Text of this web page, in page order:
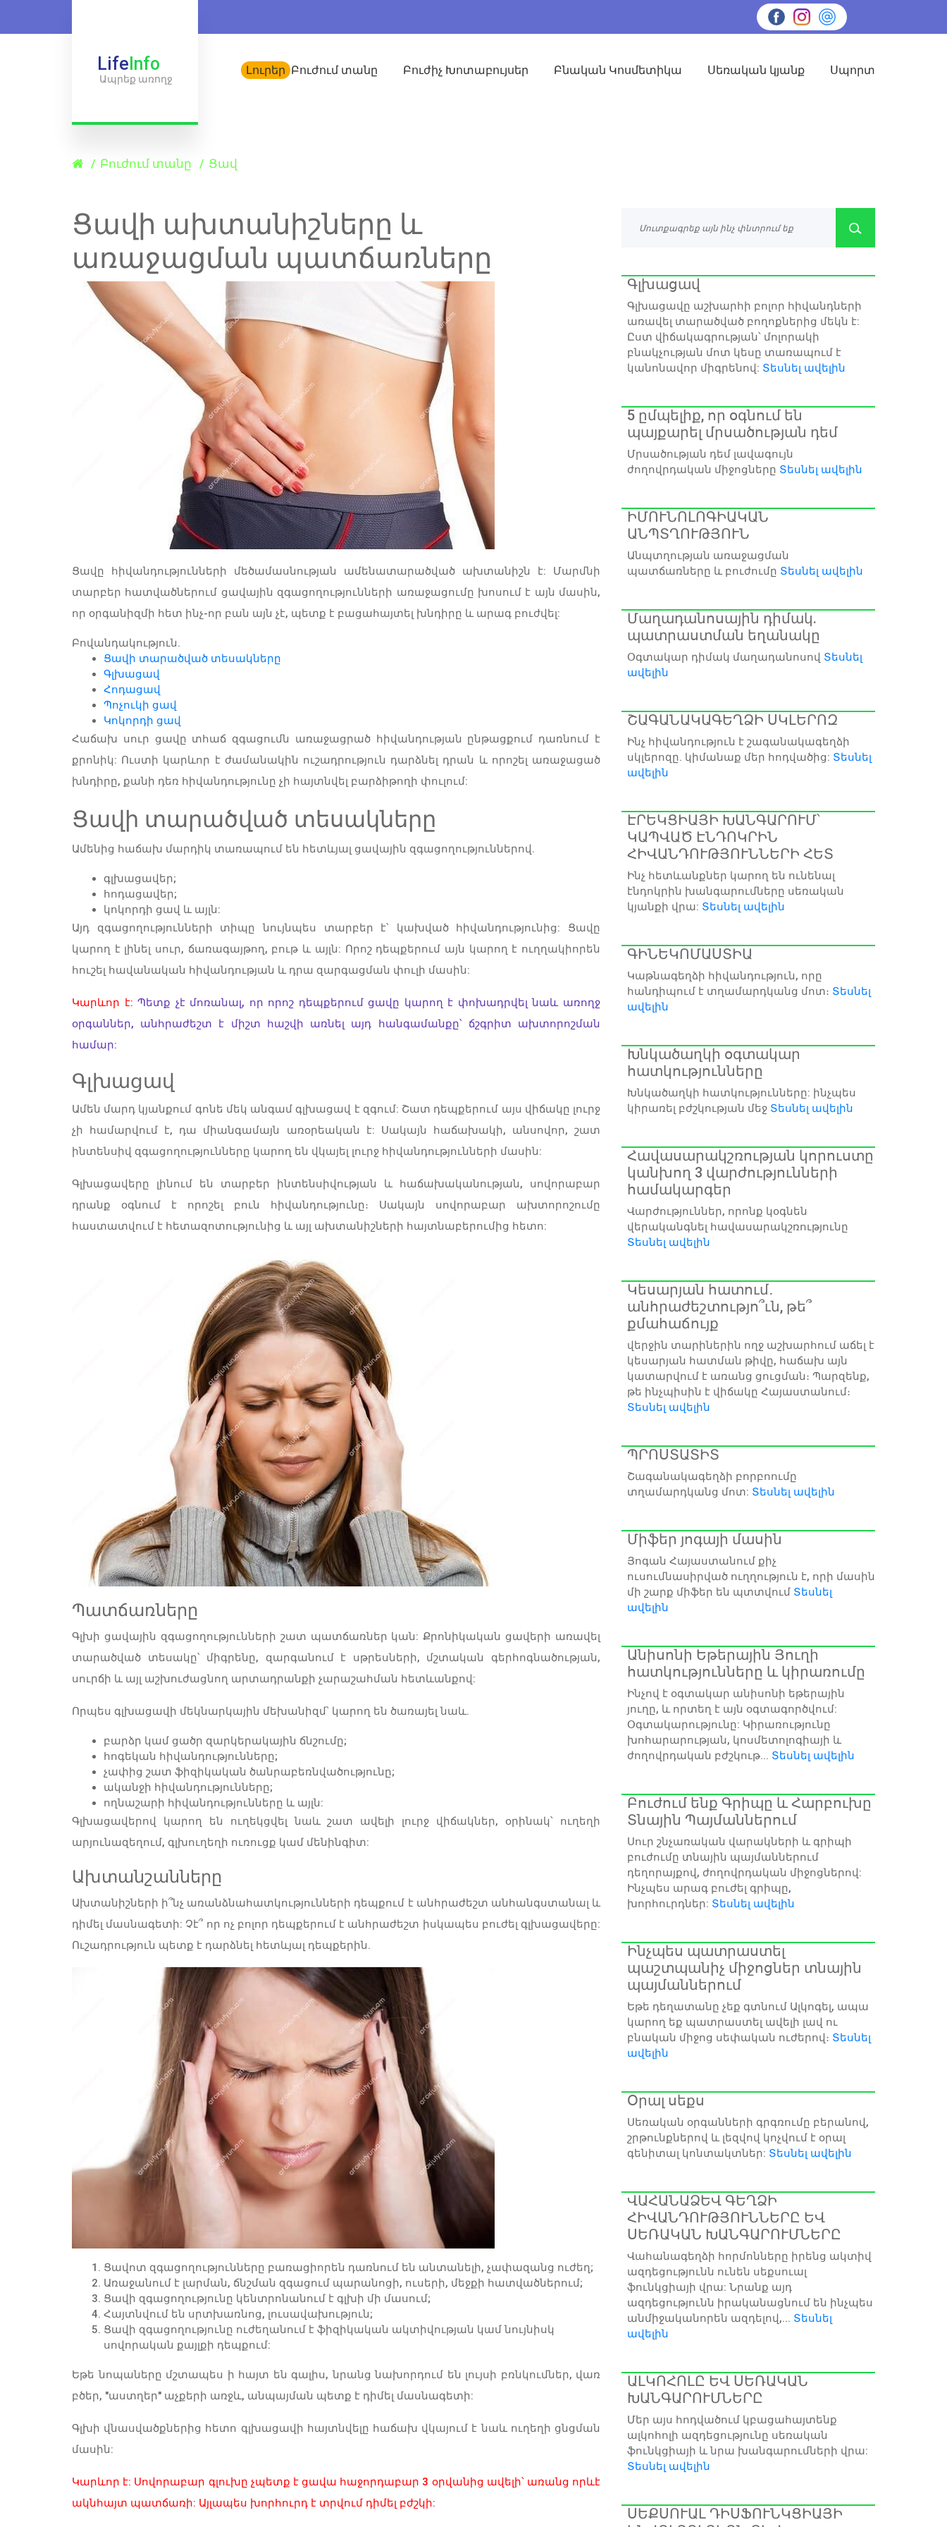
Լուրեր Բուժում տանը Բուժիչ Խոտաբույսեր Բնական Կոսմետիկա Սեռական կյանք Սպորտ
LifeInfo
Ապրեք առողջ
Բուժում տանը Ցավ
Ցավի ախտանիշները և
առաջացման պատճառները
Ցավը հիվանդությունների մեծամասնության ամենատարածված ախտանիշն է: Մարմնի
տարբեր հատվածներում ցավային զգացողությունների առաջացումը խոսում է այն մասին,
որ օրգանիզմի հետ ինչ-որ բան այն չէ, պետք է բացահայտել խնդիրը և արագ բուժվել:
Բովանդակություն.
Ցավի տարածված տեսակները
Գլխացավ
Հոդացավ
Պոչուկի ցավ
Կոկորդի ցավ
Հաճախ սուր ցավը տհաճ զգացումն առաջացրած հիվանդության ընթացքում դառնում է
քրոնիկ: Ուստի կարևոր է ժամանակին ուշադրություն դարձնել դրան և որոշել առաջացած
խնդիրը, քանի դեռ հիվանդությունը չի հայտնվել բարձիթողի փուլում:
Ցավի տարածված տեսակները
Ամենից հաճախ մարդիկ տառապում են հետևյալ ցավային զգացողություններով.
գլխացավեր;
հոդացավեր;
կոկորդի ցավ և այլն:
Այդ զգացողությունների տիպը նույնպես տարբեր է՝ կախված հիվանդությունից: Ցավը
կարող է լինել սուր, ճառագայթող, բութ և այլն: Որոշ դեպքերում այն կարող է ուղղակիորեն
հուշել հավանական հիվանդության և դրա զարգացման փուլի մասին:
Կարևոր է:Պետք չէ մոռանալ, որ որոշ դեպքերում ցավը կարող է փոխադրվել նաև առողջ
օրգաններ, անհրաժեշտ է միշտ հաշվի առնել այդ հանգամանքը՝ ճշգրիտ ախտորոշման
համար:
Գլխացավ
Ամեն մարդ կյանքում գոնե մեկ անգամ գլխացավ է զգում: Շատ դեպքերում այս վիճակը լուրջ
չի համարվում է, դա միանգամայն առօրեական է: Սակայն հաճախակի, անսովոր, շատ
ինտենսիվ զգացողությունները կարող են վկայել լուրջ հիվանդությունների մասին:
Գլխացավերը լինում են տարբեր ինտենսիվության և հաճախականության, սովորաբար
դրանք օգնում է որոշել բուն հիվանդությունը։ Սակայն սովորաբար ախտորոշումը
հաստատվում է հետազոտությունից և այլ ախտանիշների հայտնաբերումից հետո:
Պատճառները
Գլխի ցավային զգացողությունների շատ պատճառներ կան: Քրոնիկական ցավերի առավել
տարածված տեսակը՝ միգրենը, զարգանում է սթրեսների, մշտական գերհոգնածության,
սուրճի և այլ աշխուժացնող արտադրանքի չարաշահման հետևանքով:
Որպես գլխացավի մեկնարկային մեխանիզմ՝ կարող են ծառայել նաև.
բարձր կամ ցածր զարկերակային ճնշումը;
հոգեկան հիվանդությունները;
չափից շատ ֆիզիկական ծանրաբեռնվածությունը;
ականջի հիվանդությունները;
ողնաշարի հիվանդությունները և այլն:
Գլխացավերով կարող են ուղեկցվել նաև շատ ավելի լուրջ վիճակներ, օրինակ՝ ուղեղի
արյունազեղում, գլխուղեղի ուռուցք կամ մենինգիտ:
Ախտանշանները
Ախտանիշների ի՞նչ առանձնահատկությունների դեպքում է անհրաժեշտ անհանգստանալ և
դիմել մասնագետի: Չէ՞ որ ոչ բոլոր դեպքերում է անհրաժեշտ իսկապես բուժել գլխացավերը:
Ուշադրություն պետք է դարձնել հետևյալ դեպքերին.
Ցավոտ զգացողությունները բառացիորեն դառնում են անտանելի, չափազանց ուժեղ;
Առաջանում է լարման, ճնշման զգացում պարանոցի, ուսերի, մեջքի հատվածներում;
Ցավի զգացողությունը կենտրոնանում է գլխի մի մասում;
Հայտնվում են սրտխառնոց, լուսավախություն;
Ցավի զգացողությունը ուժեղանում է ֆիզիկական ակտիվության կամ նույնիսկ
սովորական քայլքի դեպքում:
Եթե նոպաները մշտապես ի հայտ են գալիս, նրանց նախորդում են լույսի բռնկումներ, վառ
բծեր, "աստղեր" աչքերի առջև, անպայման պետք է դիմել մասնագետի:
Գլխի վնասվածքներից հետո գլխացավի հայտնվելը հաճախ վկայում է նաև ուղեղի ցնցման
մասին:
Կարևոր է: Սովորաբար գլուխը չպետք է ցավա հաջորդաբար 3 օրվանից ավելի՝ առանց որևէ
ակնհայտ պատճառի: Այլապես խորհուրդ է տրվում դիմել բժշկի:
Գլխացավ
Գլխացավը աշխարհի բոլոր հիվանդների
առավել տարածված բողոքներից մեկն է:
Ըստ վիճակագրության՝ մոլորակի
բնակչության մոտ կեսը տառապում է
կանոնավոր միգրենով: Տեսնել ավելին
5 ըմպելիք, որ օգնում են
պայքարել մրսածության դեմ
Մրսածության դեմ լավագույն
ժողովրդական միջոցները Տեսնել ավելին
ԻՄՈՒՆՈԼՈԳԻԱԿԱՆ
ԱՆՊՏՂՈՒԹՅՈՒՆ
Անպտղության առաջացման
պատճառները և բուժումը Տեսնել ավելին
Մաղադանոսային դիմակ.
պատրաստման եղանակը
Օգտակար դիմակ մաղադանոսով Տեսնել
ավելին
ՇԱԳԱՆԱԿԱԳԵՂՁԻ ՍԿԼԵՐՈԶ
Ինչ հիվանդություն է շագանակագեղձի
սկլերոզը. կիմանաք մեր հոդվածից: Տեսնել
ավելին
ԷՐԵԿՑԻԱՅԻ ԽԱՆԳԱՐՈՒՄ՝
ԿԱՊՎԱԾ ԷՆԴՈԿՐԻՆ
ՀԻՎԱՆԴՈՒԹՅՈՒՆՆԵՐԻ ՀԵՏ
Ինչ հետևանքներ կարող են ունենալ
էնդոկրին խանգարումները սեռական
կյանքի վրա: Տեսնել ավելին
ԳԻՆԵԿՈՄԱՍՏԻԱ
Կաթնագեղձի հիվանդություն, որը
հանդիպում է տղամարդկանց մոտ։ Տեսնել
ավելին
Խնկածաղկի օգտակար
հատկությունները
Խնկածաղկի հատկությունները: ինչպես
կիրառել բժշկության մեջ Տեսնել ավելին
Հավասարակշռության կորուստը
կանխող 3 վարժությունների
համակարգեր
Վարժություններ, որոնք կօգնեն
վերականգնել հավասարակշռությունը
Տեսնել ավելին
Կեսարյան հատում․
անհրաժեշտությո՞ւն, թե՞
քմահաճույք
վերջին տարիներին ողջ աշխարհում աճել է
կեսարյան հատման թիվը, հաճախ այն
կատարվում է առանց ցուցման։ Պարզենք,
թե ինչպիսին է վիճակը Հայաստանում։
Տեսնել ավելին
ՊՐՈՍՏԱՏԻՏ
Շագանակագեղձի բորբոումը
տղամարդկանց մոտ: Տեսնել ավելին
Միֆեր յոգայի մասին
Յոգան Հայաստանում քիչ
ուսումնասիրված ուղղություն է, որի մասին
մի շարք միֆեր են պտտվում Տեսնել
ավելին
Անիսոնի Եթերային Յուղի
հատկությունները և կիրառումը
Ինչով է օգտակար անիսոնի եթերային
յուղը, և որտեղ է այն օգտագործվում:
Օգտակարությունը: Կիրառությունը
խոհարարության, կոսմետոլոգիայի և
ժողովրդական բժշկութ... Տեսնել ավելին
Բուժում ենք Գրիպը և Հարբուխը
Տնային Պայմաններում
Սուր շնչառական վարակների և գրիպի
բուժումը տնային պայմաններում
դեղորայքով, ժողովրդական միջոցներով:
Ինչպես արագ բուժել գրիպը,
խորհուրդներ: Տեսնել ավելին
Ինչպես պատրաստել
պաշտպանիչ միջոցներ տնային
պայմաններում
Եթե դեղատանը չեք գտնում Ալկոգել, ապա
կարող եք պատրաստել ավելի լավ ու
բնական միջոց սեփական ուժերով։ Տեսնել
ավելին
Օրալ սեքս
Սեռական օրգանների գրգռումը բերանով,
շրթունքներով և լեզվով կոչվում է օրալ
գենիտալ կոնտակտներ: Տեսնել ավելին
ՎԱՀԱՆԱՁԵՎ ԳԵՂՁԻ
ՀԻՎԱՆԴՈՒԹՅՈՒՆՆԵՐԸ ԵՎ
ՍԵՌԱԿԱՆ ԽԱՆԳԱՐՈՒՄՆԵՐԸ
Վահանագեղձի հորմոնները իրենց ակտիվ
ազդեցությունն ունեն սեքսուալ
ֆունկցիայի վրա: Նրանք այդ
ազդեցությունն իրականացնում են ինչպես
անմիջականորեն ազդելով,... Տեսնել
ավելին
ԱԼԿՈՀՈԼԸ ԵՎ ՍԵՌԱԿԱՆ
ԽԱՆԳԱՐՈՒՄՆԵՐԸ
Մեր այս հոդվածում կբացահայտենք
ալկոհոլի ազդեցությունը սեռական
ֆունկցիայի և նրա խանգարումների վրա:
Տեսնել ավելին
ՍԵՔՍՈՒԱԼ ԴԻՍՖՈՒՆԿՑԻԱՅԻ